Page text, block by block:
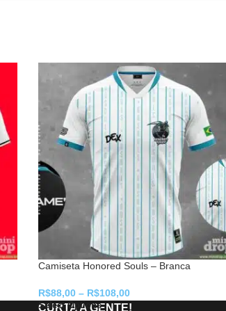
Camiseta Honored Souls – Branca
R$88,00 – R$108,00
Select Options
CURTA A GENTE!